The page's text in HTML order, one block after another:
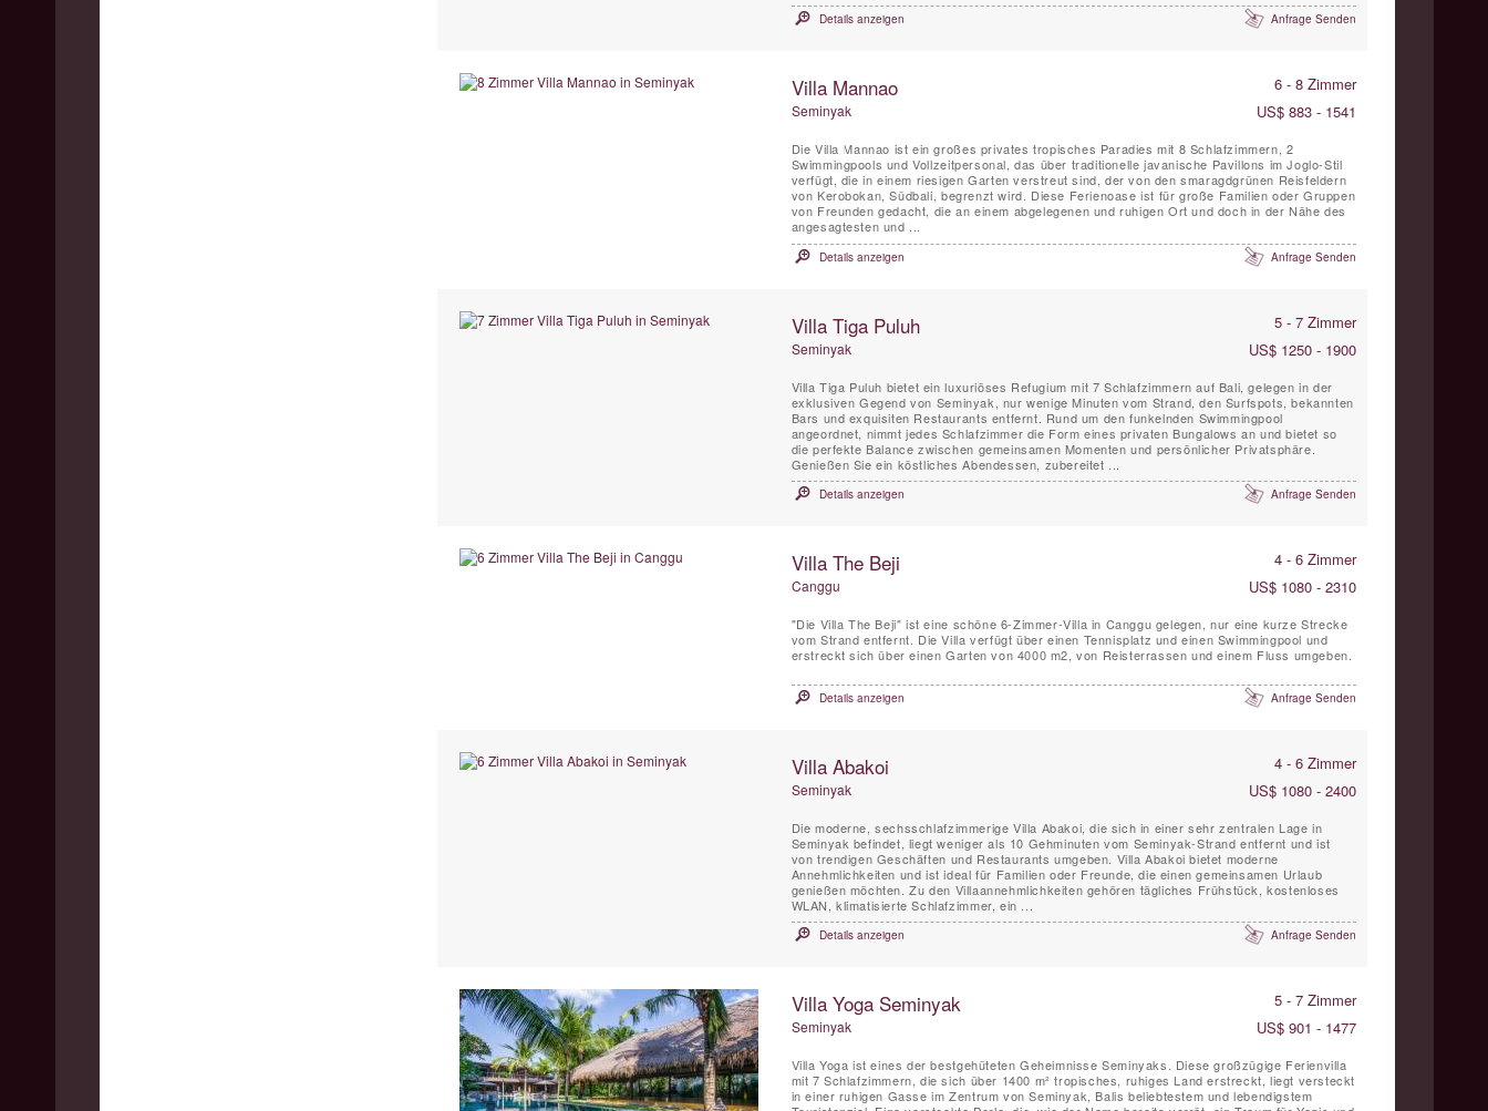
Details anzeigen Anfrage Senden
Villa Mannao 6 - 8 Zimmer
Seminyak US$ 883 - 1541
Die Villa Mannao ist ein großes privates tropisches Paradies mit 8 Schlafzimmern, 2
Swimmingpools und Vollzeitpersonal, das über traditionelle javanische Pavillons im Joglo-Stil
verfügt, die in einem riesigen Garten verstreut sind, der von den smaragdgrünen Reisfeldern
von Kerobokan, Südbali, begrenzt wird. Diese Ferienoase ist für große Familien oder Gruppen
von Freunden gedacht, die an einem abgelegenen und ruhigen Ort und doch in der Nähe des
angesagtesten und ...
Details anzeigen Anfrage Senden
Villa Tiga Puluh 5 - 7 Zimmer
Seminyak US$ 1250 - 1900
Villa Tiga Puluh bietet ein luxuriöses Refugium mit 7 Schlafzimmern auf Bali, gelegen in der
exklusiven Gegend von Seminyak, nur wenige Minuten vom Strand, den Surfspots, bekannten
Bars und exquisiten Restaurants entfernt. Rund um den funkelnden Swimmingpool
angeordnet, nimmt jedes Schlafzimmer die Form eines privaten Bungalows an und bietet so
die perfekte Balance zwischen gemeinsamen Momenten und persönlicher Privatsphäre.
Genießen Sie ein köstliches Abendessen, zubereitet ...
Details anzeigen Anfrage Senden
Villa The Beji 4 - 6 Zimmer
Canggu US$ 1080 - 2310
"Die Villa The Beji" ist eine schöne 6-Zimmer-Villa in Canggu gelegen, nur eine kurze Strecke
vom Strand entfernt. Die Villa verfügt über einen Tennisplatz und einen Swimmingpool und
erstreckt sich über einen Garten von 4000 m2, von Reisterrassen und einem Fluss umgeben.
Details anzeigen Anfrage Senden
Villa Abakoi 4 - 6 Zimmer
Seminyak US$ 1080 - 2400
Die moderne, sechsschlafzimmerige Villa Abakoi, die sich in einer sehr zentralen Lage in
Seminyak befindet, liegt weniger als 10 Gehminuten vom Seminyak-Strand entfernt und ist
von trendigen Geschäften und Restaurants umgeben. Villa Abakoi bietet moderne
Annehmlichkeiten und ist ideal für Familien oder Freunde, die einen gemeinsamen Urlaub
genießen möchten. Zu den Villaannehmlichkeiten gehören tägliches Frühstück, kostenloses
WLAN, klimatisierte Schlafzimmer, ein ...
Details anzeigen Anfrage Senden
Villa Yoga Seminyak 5 - 7 Zimmer
Seminyak US$ 901 - 1477
Villa Yoga ist eines der bestgehüteten Geheimnisse Seminyaks. Diese großzügige Ferienvilla
mit 7 Schlafzimmern, die sich über 1400 m² tropisches, ruhiges Land erstreckt, liegt versteckt
in einer ruhigen Gasse im Zentrum von Seminyak, Balis beliebtestem und lebendigstem